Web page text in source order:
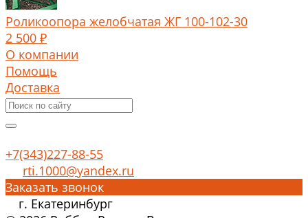
Роликоопора желобчатая ЖГ 100-102-30
2 500 ₽
О компании
Помощь
Доставка
+7(343)227-88-55
rti.1000@yandex.ru
Заказать звонок
г. Екатеринбург